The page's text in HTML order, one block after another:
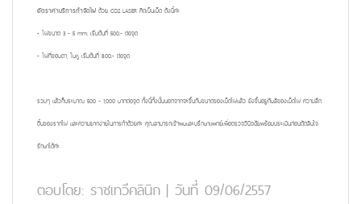
อัตราค่าบริการกำจัดไฝ ด้วย CO2 LASER คิดเป็นเม็ด ดังนี้ค่ะ
- ไฝขนาด 3 - 5 mm. เริ่มต้นที่ 500.- ต่อจุด
- ไฝที่ขอบตา, ใบหู เริ่มต้นที่ 800.- ต่อจุด
รวมๆ แล้วก็ประมาณ 500 - 1,000 บาทต่อจุด ทั้งนี้ทั้งนั้นนอกจากจะขึ้นกับขนาดของเม็ดไฝแล้ว ยังขึ้นอยู่กับสีของเม็ดไฝ ความลึก
ตื้นของรากไฝ และความยากง่ายในการทำด้วยค่ะ คุณสามารถเข้าพบและปรึกษาแพทย์เพื่อตรวจวินิจฉัยพร้อมประเมินก่อนตัดสินใจ
รักษาได้ค่ะ
ตอบโดย: ราชเทวีคลินิก | วันที่ 09/06/2557